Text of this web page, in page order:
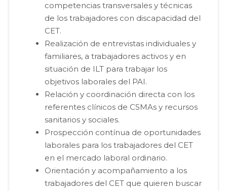
competencias transversales y técnicas
de los trabajadores con discapacidad del
CET.
Realización de entrevistas individuales y
familiares, a trabajadores activos y en
situación de ILT para trabajar los
objetivos laborales del PAI.
Relación y coordinación directa con los
referentes clínicos de CSMAs y recursos
sanitarios y sociales.
Prospección contínua de oportunidades
laborales para los trabajadores del CET
en el mercado laboral ordinario.
Orientación y acompañamiento a los
trabajadores del CET que quieren buscar